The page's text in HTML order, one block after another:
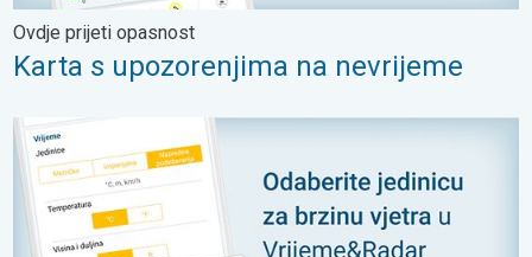
Ovdje prijeti opasnost
Karta s upozorenjima na nevrijeme
Odaberite jedinicu za brzinu vjetra. Od km/h do čvorova. . .